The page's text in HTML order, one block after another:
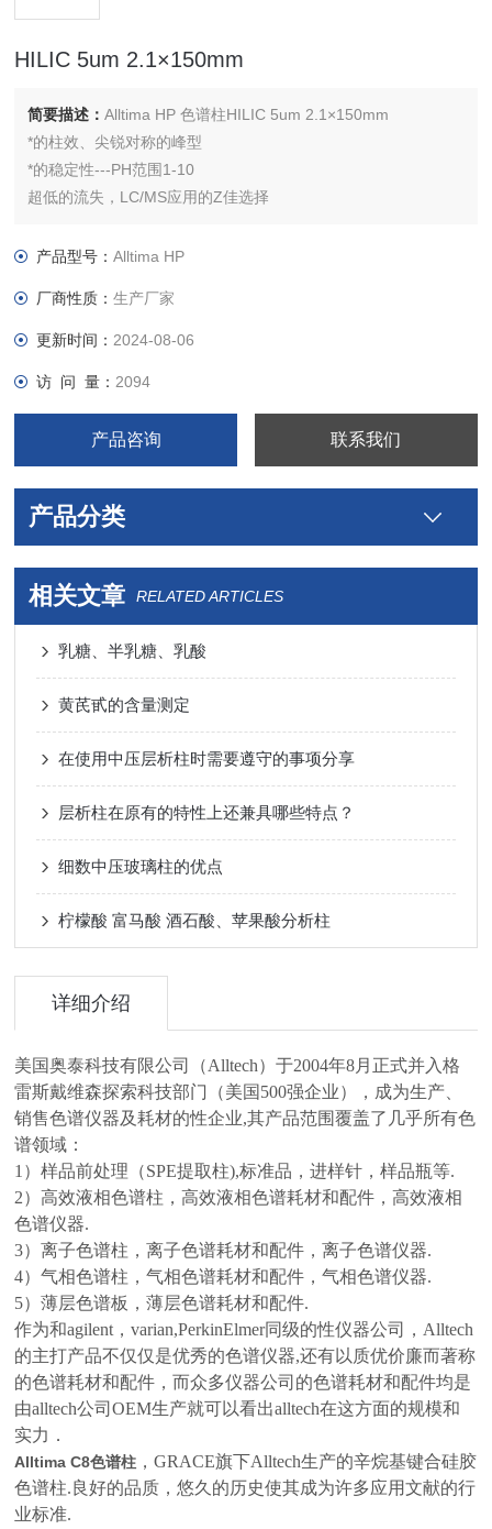
HILIC 5um 2.1×150mm
简要描述：Alltima HP 色谱柱HILIC 5um 2.1×150mm
*的柱效、尖锐对称的峰型
*的稳定性---PH范围1-10
超低的流失，LC/MS应用的Z佳选择
C18： 适用于普通的反相应用
EPS C18：提高极性样品的保留和峰型对称性
产品型号：Alltima HP
厂商性质：生产厂家
更新时间： 2024-08-06
访 问 量： 2094
产品咨询 联系我们
产品分类
相关文章 RELATED ARTICLES
乳糖、半乳糖、乳酸
黄芪甙的含量测定
在使用中压层析柱时需要遵守的事项分享
层析柱在原有的特性上还兼具哪些特点？
细数中压玻璃柱的优点
柠檬酸 富马酸 酒石酸、苹果酸分析柱
详细介绍
美国奥泰科技有限公司（Alltech）于2004年8月正式并入格
雷斯戴维森探索科技部门（美国500强企业），成为生产、
销售色谱仪器及耗材的性企业,其产品范围覆盖了几乎所有色
谱领域：
1）样品前处理（SPE提取柱),标准品，进样针，样品瓶等.
2）高效液相色谱柱，高效液相色谱耗材和配件，高效液相
色谱仪器.
3）离子色谱柱，离子色谱耗材和配件，离子色谱仪器.
4）气相色谱柱，气相色谱耗材和配件，气相色谱仪器.
5）薄层色谱板，薄层色谱耗材和配件.
作为和agilent，varian,PerkinElmer同级的性仪器公司，Alltech
的主打产品不仅仅是优秀的色谱仪器,还有以质优价廉而著称
的色谱耗材和配件，而众多仪器公司的色谱耗材和配件均是
由alltech公司OEM生产就可以看出alltech在这方面的规模和
实力．
Alltima C8色谱柱 ，GRACE旗下Alltech生产的辛烷基键合硅胶
色谱柱.良好的品质，悠久的历史使其成为许多应用文献的行
业标准.